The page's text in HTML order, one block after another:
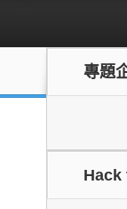
專題
Hack